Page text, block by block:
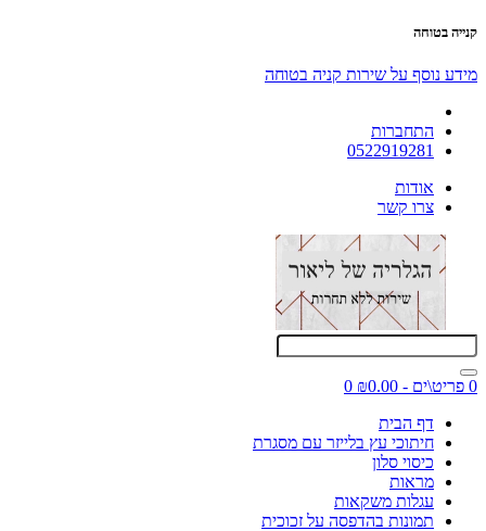
קנייה בטוחה
מידע נוסף על שירות קניה בטוחה
התחברות
0522919281
אודות
צרו קשר
0 פריט\ים - ₪0.00
0
דף הבית
חיתוכי עץ בלייזר עם מסגרת
כיסוי סלון
מראות
עגלות משקאות
תמונות בהדפסה על זכוכית